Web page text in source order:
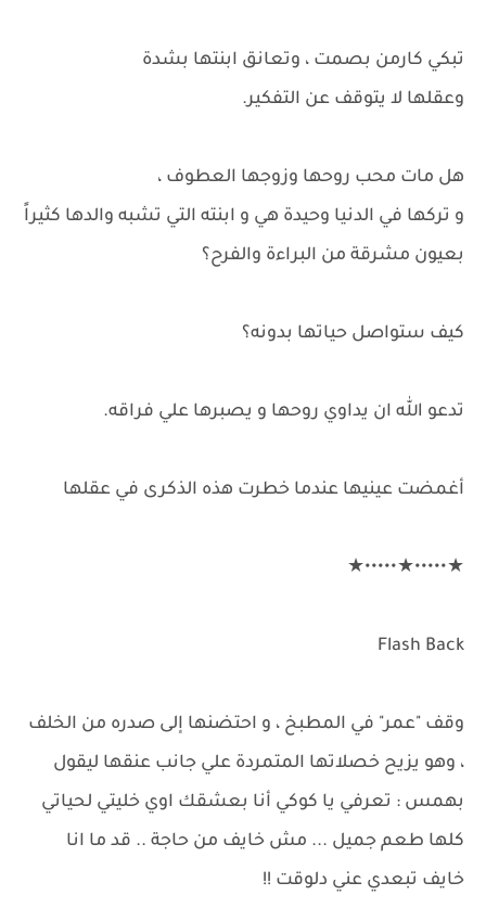
تبكي كارمن بصمت ، وتعانق ابنتها بشدة
وعقلها لا يتوقف عن التفكير.
هل مات محب روحها وزوجها العطوف ،
و تركها في الدنيا وحيدة هي و ابنته التي تشبه والدها كثيراً
بعيون مشرقة من البراءة والفرح؟
كيف ستواصل حياتها بدونه؟
تدعو الله ان يداوي روحها و يصبرها علي فراقه.
أغمضت عينيها عندما خطرت هذه الذكرى في عقلها
★•••••★•••••★
Flash Back
وقف "عمر" في المطبخ ، و احتضنها إلى صدره من الخلف
، وهو يزيح خصلاتها المتمردة علي جانب عنقها ليقول
بهمس : تعرفي يا كوكي أنا بعشقك اوي خليتي لحياتي
كلها طعم جميل ... مش خايف من حاجة .. قد ما انا
خايف تبعدي عني دلوقت !!